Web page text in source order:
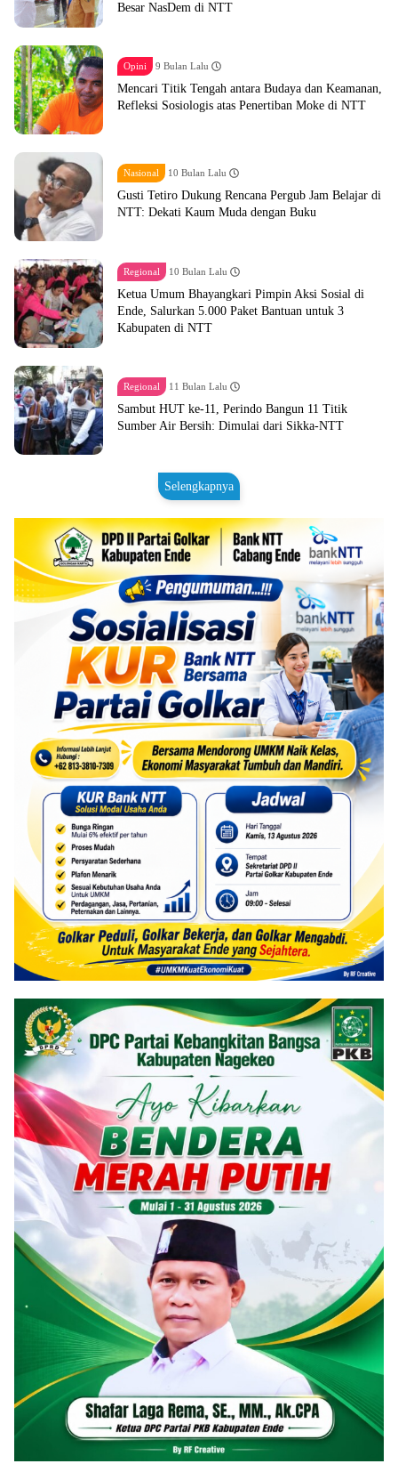
Besar NasDem di NTT
Opini 9 Bulan Lalu
Mencari Titik Tengah antara Budaya dan Keamanan,
Refleksi Sosiologis atas Penertiban Moke di NTT
Nasional 10 Bulan Lalu
Gusti Tetiro Dukung Rencana Pergub Jam Belajar di
NTT: Dekati Kaum Muda dengan Buku
Regional 10 Bulan Lalu
Ketua Umum Bhayangkari Pimpin Aksi Sosial di
Ende, Salurkan 5.000 Paket Bantuan untuk 3
Kabupaten di NTT
Regional 11 Bulan Lalu
Sambut HUT ke-11, Perindo Bangun 11 Titik
Sumber Air Bersih: Dimulai dari Sikka-NTT
Selengkapnya